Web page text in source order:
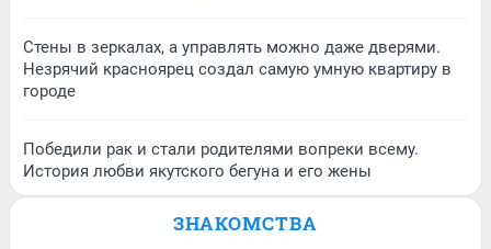
Стены в зеркалах, а управлять можно даже дверями.
Незрячий красноярец создал самую умную квартиру в
городе
Победили рак и стали родителями вопреки всему.
История любви якутского бегуна и его жены
ЗНАКОМСТВА